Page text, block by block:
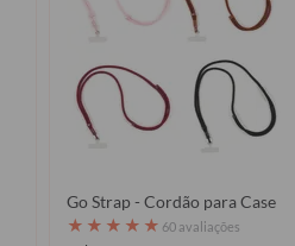
Go Strap - Cordão para Case
★ ★ ★ ★ ★ 60 avaliações